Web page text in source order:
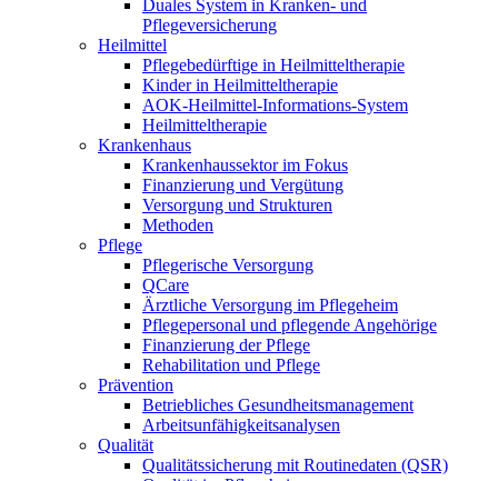
Duales System in Kranken- und
Pflegeversicherung
Heilmittel
Pflegebedürftige in Heilmitteltherapie
Kinder in Heilmitteltherapie
AOK-Heilmittel-Informations-System
Heilmitteltherapie
Krankenhaus
Krankenhaussektor im Fokus
Finanzierung und Vergütung
Versorgung und Strukturen
Methoden
Pflege
Pflegerische Versorgung
QCare
Ärztliche Versorgung im Pflegeheim
Pflegepersonal und pflegende Angehörige
Finanzierung der Pflege
Rehabilitation und Pflege
Prävention
Betriebliches Gesundheitsmanagement
Arbeitsunfähigkeitsanalysen
Qualität
Qualitätssicherung mit Routinedaten (QSR)